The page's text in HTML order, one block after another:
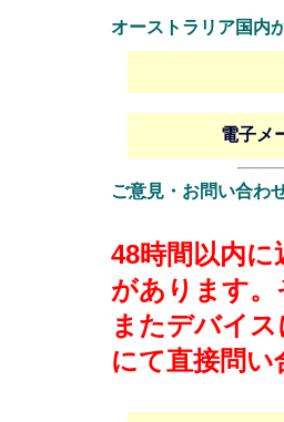
オーストラリア国内
電子メ
ご意見・お問い合わ
48時間以内
があります
またデバイ
にて直接問い